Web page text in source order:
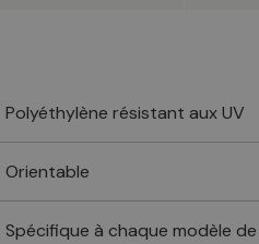
Polyéthylène résistant aux UV
Orientable
Spécifique à chaque modèle